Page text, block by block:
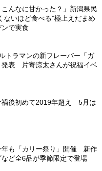
こんなに甘かった？」新潟県民
ないほど食べる”極上えだまめ
で実食
トラマンの新フレーバー「ガ
発表 片寄涼太さんが祝福イベ
禍後初めて2019年超え 5月は
年も「カリー祭り」開催 新作
ど全6品が季節限定で登場